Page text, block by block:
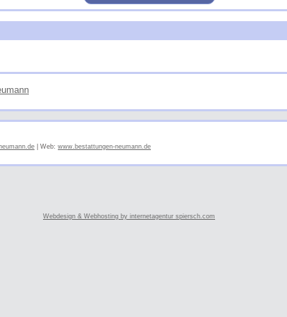
| Web: www.bestattungen-neumann.de
Webdesign & Webhosting by internetagentur spiersch.com